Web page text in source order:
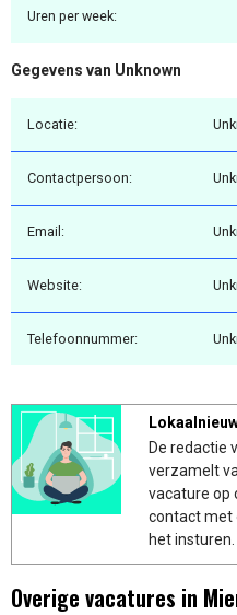
Uren per week:
Gegevens van Unknown
Locatie:
Contactpersoon:
Email:
Website:
Telefoonnummer:
De redactie
verzamelt
vacature op
contact met
het insturen.
Overige vacatures in